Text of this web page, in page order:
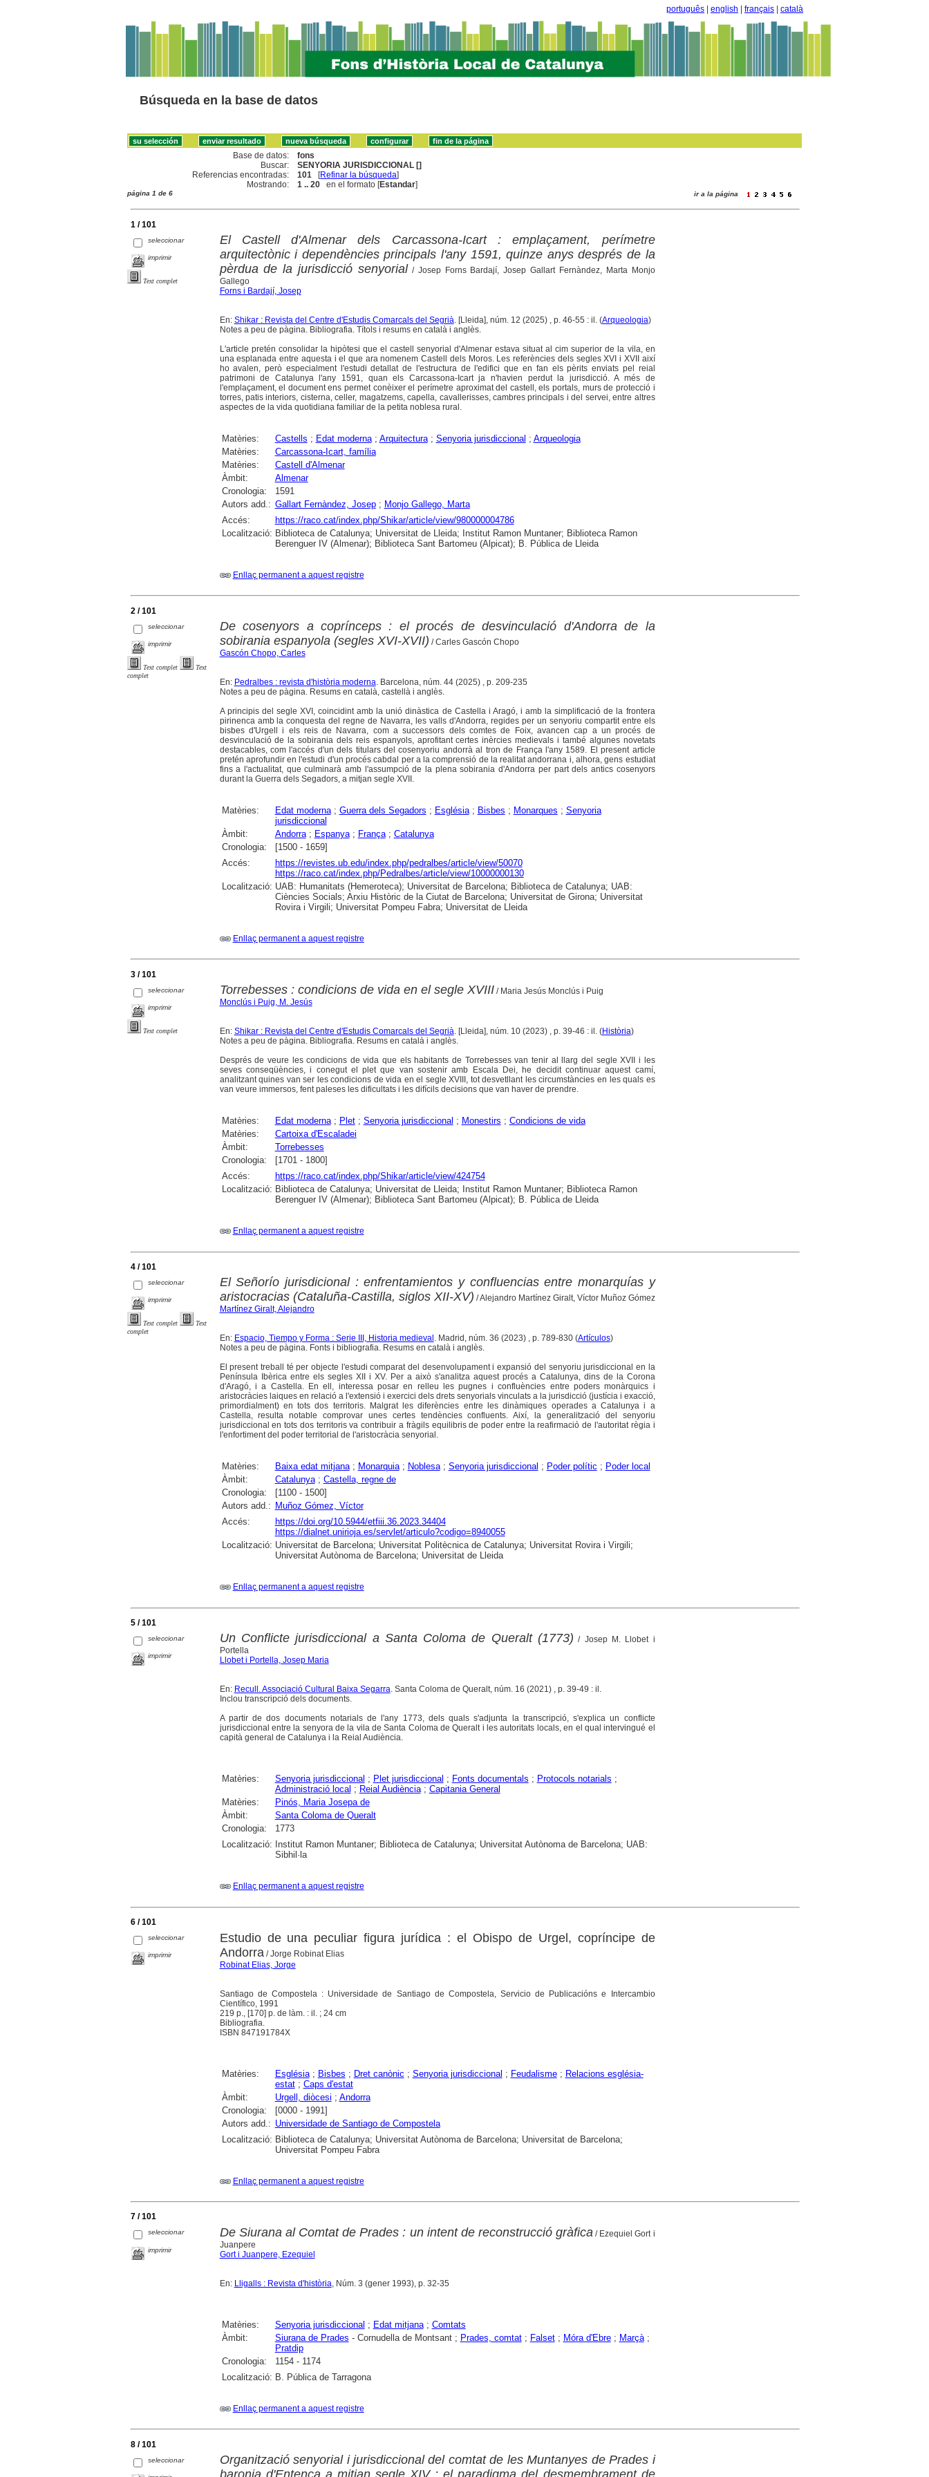
português english français català
Búsqueda en la base de datos
Base de datos:
fons
Buscar:
SENYORIA JURISDICCIONAL []
Referencias encontradas:
101 [Refinar la búsqueda]
Mostrando:
1 .. 20 en el formato [Estandar]
página 1 de 6 ir a la página
1 / 101
seleccionar
imprimir
Text complet
El Castell d'Almenar dels Carcassona-Icart : emplaçament, perímetre
arquitectònic i dependències principals l'any 1591, quinze anys després de la
pèrdua de la jurisdicció senyorial/ Josep Forns Bardají, Josep Gallart Fernàndez, Marta Monjo
Gallego
Forns i Bardají, Josep
En: Shikar : Revista del Centre d'Estudis Comarcals del Segrià. [Lleida], núm. 12 (2025) , p. 46-55 : il. (Arqueologia)
Notes a peu de pàgina. Bibliografia. Títols i resums en català i anglès.
L'article pretén consolidar la hipòtesi que el castell senyorial d'Almenar estava situat al cim superior de la vila, en
una esplanada entre aquesta i el que ara nomenem Castell dels Moros. Les referències dels segles XVI i XVII així
ho avalen, però especialment l'estudi detallat de l'estructura de l'edifici que en fan els pèrits enviats pel reial
patrimoni de Catalunya l'any 1591, quan els Carcassona-Icart ja n'havien perdut la jurisdicció. A més de
l'emplaçament, el document ens permet conèixer el perímetre aproximat del castell, els portals, murs de protecció i
torres, patis interiors, cisterna, celler, magatzems, capella, cavallerisses, cambres principals i del servei, entre altres
aspectes de la vida quotidiana familiar de la petita noblesa rural.
Matèries: Castells ; Edat moderna; Arquitectura; Senyoria jurisdiccional ; Arqueologia
Matèries:
Carcassona-Icart, família
Matèries:
Castell d'Almenar
Àmbit:
Almenar
Cronologia:
1591
Autors add.: Gallart Fernàndez, Josep; Monjo Gallego, Marta
Accés:
https://raco.cat/index.php/Shikar/article/view/980000004786
Localització: Biblioteca de Catalunya; Universitat de Lleida; Institut Ramon Muntaner; Biblioteca Ramon
Berenguer IV (Almenar); Biblioteca Sant Bartomeu (Alpicat); B. Pública de Lleida
Enllaç permanent a aquest registre
2 / 101
seleccionar
imprimir
Text complet
Text
complet
De cosenyors a coprínceps : el procés de desvinculació d'Andorra de la
sobirania espanyola (segles XVI-XVII) / Carles Gascón Chopo
Gascón Chopo, Carles
En: Pedralbes : revista d'història moderna. Barcelona, núm. 44 (2025) , p. 209-235
Notes a peu de pàgina. Resums en català, castellà i anglès.
A principis del segle XVI, coincidint amb la unió dinàstica de Castella i Aragó, i amb la simplificació de la frontera
pirinenca amb la conquesta del regne de Navarra, les valls d'Andorra, regides per un senyoriu compartit entre els
bisbes d'Urgell i els reis de Navarra, com a successors dels comtes de Foix, avancen cap a un procés de
desvinculació de la sobirania dels reis espanyols, aprofitant certes inèrcies medievals i també algunes novetats
destacables, com l'accés d'un dels titulars del cosenyoriu andorrà al tron de França l'any 1589. El present article
pretén aprofundir en l'estudi d'un procés cabdal per a la comprensió de la realitat andorrana i, alhora, gens estudiat
fins a l'actualitat, que culminarà amb l'assumpció de la plena sobirania d'Andorra per part dels antics cosenyors
durant la Guerra dels Segadors, a mitjan segle XVII.
Matèries: Edat moderna; Guerra dels Segadors ; Església; Bisbes ; Monarques ; Senyoria
jurisdiccional
Àmbit:
Andorra; Espanya; França; Catalunya
Cronologia:
[1500 - 1659]
Accés:
https://revistes.ub.edu/index.php/pedralbes/article/view/50070
https://raco.cat/index.php/Pedralbes/article/view/10000000130
Localització: UAB: Humanitats (Hemeroteca); Universitat de Barcelona; Biblioteca de Catalunya; UAB:
Ciències Socials; Arxiu Històric de la Ciutat de Barcelona; Universitat de Girona; Universitat
Rovira i Virgili; Universitat Pompeu Fabra; Universitat de Lleida
Enllaç permanent a aquest registre
3 / 101
seleccionar
imprimir
Text complet
Torrebesses : condicions de vida en el segle XVIII / Maria Jesús Monclús i Puig
Monclús i Puig, M. Jesús
En: Shikar : Revista del Centre d'Estudis Comarcals del Segrià. [Lleida], núm. 10 (2023) , p. 39-46 : il. (Història)
Notes a peu de pàgina. Bibliografia. Resums en català i anglès.
Després de veure les condicions de vida que els habitants de Torrebesses van tenir al llarg del segle XVII i les
seves conseqüències, i conegut el plet que van sostenir amb Escala Dei, he decidit continuar aquest camí,
analitzant quines van ser les condicions de vida en el segle XVIII, tot desvetllant les circumstàncies en les quals es
van veure immersos, fent paleses les dificultats i les difícils decisions que van haver de prendre.
Matèries: Edat moderna; Plet; Senyoria jurisdiccional ; Monestirs ; Condicions de vida
Matèries:
Cartoixa d'Escaladei
Àmbit:
Torrebesses
Cronologia:
[1701 - 1800]
Accés:
https://raco.cat/index.php/Shikar/article/view/424754
Localització: Biblioteca de Catalunya; Universitat de Lleida; Institut Ramon Muntaner; Biblioteca Ramon
Berenguer IV (Almenar); Biblioteca Sant Bartomeu (Alpicat); B. Pública de Lleida
Enllaç permanent a aquest registre
4 / 101
seleccionar
imprimir
Text complet
Text
complet
El Señorío jurisdicional : enfrentamientos y confluencias entre monarquías y
aristocracias (Cataluña-Castilla, siglos XII-XV) / Alejandro Martínez Giralt, Víctor Muñoz Gómez
Martínez Giralt, Alejandro
En: Espacio, Tiempo y Forma : Serie III, Historia medieval . Madrid, núm. 36 (2023) , p. 789-830 (Artículos)
Notes a peu de pàgina. Fonts i bibliografia. Resums en català i anglès.
El present treball té per objecte l'estudi comparat del desenvolupament i expansió del senyoriu jurisdiccional en la
Península Ibèrica entre els segles XII i XV. Per a això s'analitza aquest procés a Catalunya, dins de la Corona
d'Aragó, i a Castella. En ell, interessa posar en relleu les pugnes i confluències entre poders monàrquics i
aristocràcies laiques en relació a l'extensió i exercici dels drets senyorials vinculats a la jurisdicció (justícia i exacció,
primordialment) en tots dos territoris. Malgrat les diferències entre les dinàmiques operades a Catalunya i a
Castella, resulta notable comprovar unes certes tendències confluents. Així, la generalització del senyoriu
jurisdiccional en tots dos territoris va contribuir a fràgils equilibris de poder entre la reafirmació de l'autoritat règia i
l'enfortiment del poder territorial de l'aristocràcia senyorial.
Matèries: Baixa edat mitjana; Monarquia; Noblesa; Senyoria jurisdiccional ; Poder polític ; Poder local
Àmbit:
Catalunya; Castella, regne de
Cronologia:
[1100 - 1500]
Autors add.: Muñoz Gómez, Víctor
Accés:
https://doi.org/10.5944/etfiii.36.2023.34404
https://dialnet.unirioja.es/servlet/articulo?codigo=8940055
Localització: Universitat de Barcelona; Universitat Politècnica de Catalunya; Universitat Rovira i Virgili;
Universitat Autònoma de Barcelona; Universitat de Lleida
Enllaç permanent a aquest registre
5 / 101
seleccionar
imprimir
Un Conflicte jurisdiccional a Santa Coloma de Queralt (1773) / Josep M. Llobet i
Portella
Llobet i Portella, Josep Maria
En: Recull. Associació Cultural Baixa Segarra. Santa Coloma de Queralt, núm. 16 (2021) , p. 39-49 : il.
Inclou transcripció dels documents.
A partir de dos documents notarials de l'any 1773, dels quals s'adjunta la transcripció, s'explica un conflicte
jurisdiccional entre la senyora de la vila de Santa Coloma de Queralt i les autoritats locals, en el qual intervingué el
capità general de Catalunya i la Reial Audiència.
Matèries: Senyoria jurisdiccional ; Plet jurisdiccional ; Fonts documentals ; Protocols notarials ;
Administració local ; Reial Audiència; Capitania General
Matèries:
Pinós, Maria Josepa de
Àmbit:
Santa Coloma de Queralt
Cronologia:
1773
Localització: Institut Ramon Muntaner; Biblioteca de Catalunya; Universitat Autònoma de Barcelona; UAB:
Sibhil·la
Enllaç permanent a aquest registre
6 / 101
seleccionar
imprimir
Estudio de una peculiar figura jurídica : el Obispo de Urgel, copríncipe de
Andorra / Jorge Robinat Elias
Robinat Elias, Jorge
Santiago de Compostela : Universidade de Santiago de Compostela, Servicio de Publicacións e Intercambio
Científico, 1991
219 p., [170] p. de làm. : il. ; 24 cm
Bibliografia.
ISBN 847191784X
Matèries: Església; Bisbes ; Dret canònic ; Senyoria jurisdiccional ; Feudalisme; Relacions església-
estat; Caps d'estat
Àmbit:
Urgell, diòcesi ; Andorra
Cronologia:
[0000 - 1991]
Autors add.: Universidade de Santiago de Compostela
Localització: Biblioteca de Catalunya; Universitat Autònoma de Barcelona; Universitat de Barcelona;
Universitat Pompeu Fabra
Enllaç permanent a aquest registre
7 / 101
seleccionar
imprimir
De Siurana al Comtat de Prades : un intent de reconstrucció gràfica / Ezequiel Gort i
Juanpere
Gort i Juanpere, Ezequiel
En: Lligalls : Revista d'història , Núm. 3 (gener 1993), p. 32-35
Matèries: Senyoria jurisdiccional ; Edat mitjana; Comtats
Àmbit:
Siurana de Prades - Cornudella de Montsant ; Prades, comtat; Falset; Móra d'Ebre; Marçà;
Pratdip
Cronologia:
1154 - 1174
Localització: B. Pública de Tarragona
Enllaç permanent a aquest registre
8 / 101
seleccionar
Organització senyorial i jurisdiccional del comtat de les Muntanyes de Prades i
baronia d'Entença a mitjan segle XIV : el paradigma del desmembrament de